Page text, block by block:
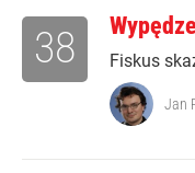
Fiskus
38
Jan